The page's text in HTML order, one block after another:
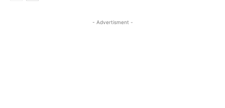
- Advertisment -